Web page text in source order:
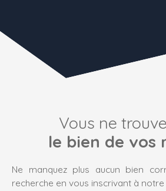
Vous ne
le bien de vos
Ne manquez plus aucun bien
recherche en vous inscrivant à notre